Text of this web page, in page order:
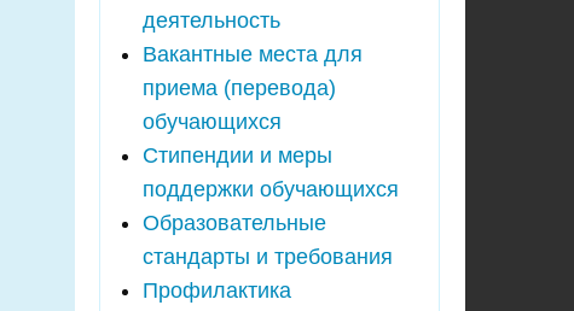
деятельность
Вакантные места для
приема (перевода)
обучающихся
Стипендии и меры
поддержки обучающихся
Образовательные
стандарты и требования
Профилактика